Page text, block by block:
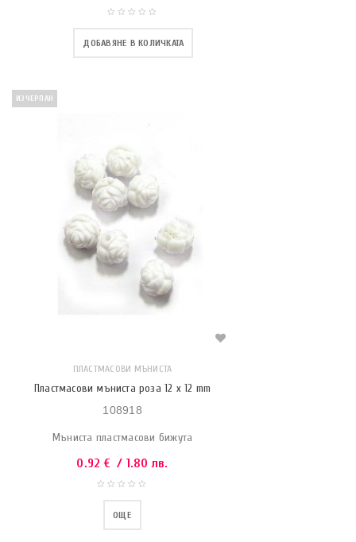
ДОБАВЯНЕ В КОЛИЧКАТА
ИЗЧЕРПАН
ПЛАСТМАСОВИ МЪНИСТА
Пластмасови мъниста роза 12 x 12 mm
108918
Мъниста пластмасови бижута
0.92 € / 1.80 лв.
ОЩЕ